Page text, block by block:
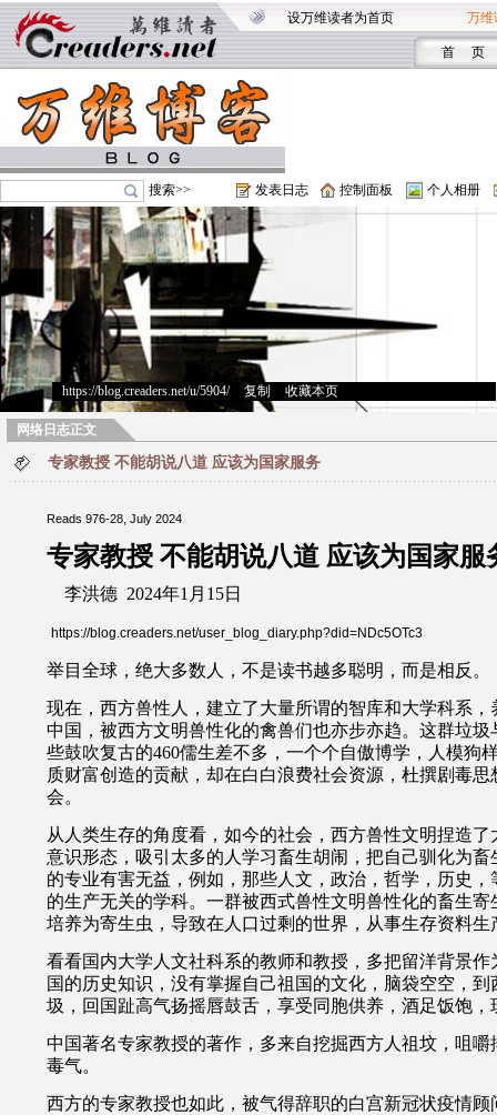
设万维读者为首页 万维
首 页
搜索>> 发表日志 控制面板 个人相册
https://blog.creaders.net/u/5904/> 复制 收藏本页
网络日志正文
专家教授 不能胡说八道 应该为国家服务
Reads 976-28, July 2024
专家教授 不能胡说八道 应该为国家服
李洪德 2024年1月15日
https://blog.creaders.net/user_blog_diary.php?did=NDc5OTc3
举目全球，绝大多数人，不是读书越多聪明，而是相反。
现在，西方兽性人，建立了大量所谓的智库和大学科系
中国，被西方文明兽性化的禽兽们也亦步亦趋。这群垃圾
些鼓吹复古的460儒生差不多，一个个自傲博学，人模狗
质财富创造的贡献，却在白白浪费社会资源，杜撰剧毒
会。
从人类生存的角度看，如今的社会，西方兽性文明捏造
意识形态，吸引太多的人学习畜生胡闹，把自己驯化为畜
的专业有害无益，例如，那些人文，政治，哲学，历史
的生产无关的学科。一群被西式兽性文明兽性化的畜生
培养为寄生虫，导致在人口过剩的世界，从事生存资料生
看看国内大学人文社科系的教师和教授，多把留洋背景
国的历史知识，没有掌握自己祖国的文化，脑袋空空，
圾，回国趾高气扬摇唇鼓舌，享受同胞供养，酒足饭饱，
中国著名专家教授的著作，多来自挖掘西方人祖坟，咀
毒气。
西方的专家教授也如此，被气得辞职的白宫新冠状疫情顾